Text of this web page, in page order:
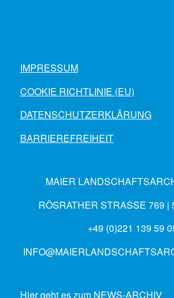
IMPRESSUM
COOKIE RICHTLINIE (EU)
DATENSCHUTZERKLÄRUNG
BARRIEREFREIHEIT
MAIER
RÖSRATHER STRASSE 769 |
+49 (0)221 139 59
Hier geht es zum NEWS-ARCHIV